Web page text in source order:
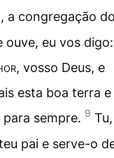
a congregação do
ouve, eu vos digo:
, vosso Deus, e
esta boa terra e
sempre. 9 Tu,
pai e serve-o